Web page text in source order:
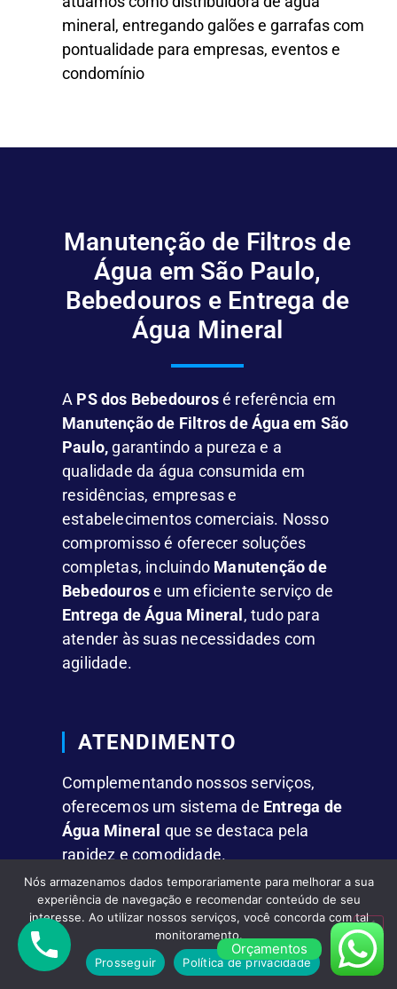
mineral, entregando galões e garrafas com
pontualidade para empresas, eventos e
condomínio
Manutenção de Filtros de
Água em São Paulo,
Bebedouros e Entrega de
Água Mineral
A PS dos Bebedourosé referência em
Manutenção de Filtros de Água em São
Paulo, garantindo a pureza e a
qualidade da água consumida em
residências, empresas e
estabelecimentos comerciais. Nosso
compromisso é oferecer soluções
completas, incluindo Manutenção de
Bebedourose um eficiente serviço de
Entrega de Água Mineral , tudo para
atender às suas necessidades com
agilidade.
ATENDIMENTO
Complementando nossos serviços,
oferecemos um sistema de Entrega de
Água Mineral que se destaca pela
rapidez e comodidade.
FACILIDADES
FornecemosÁgua Mineral em Galões
de 10L e 20L, além de garrafas
Orçamentos
Nós armazenamos dados temporariamente para melhorar a sua
experiência de navegação e recomendar conteúdo de seu
interesse. Ao utilizar nossos serviços, você concorda com tal
monitoramento.
Prosseguir
Política de privacidade